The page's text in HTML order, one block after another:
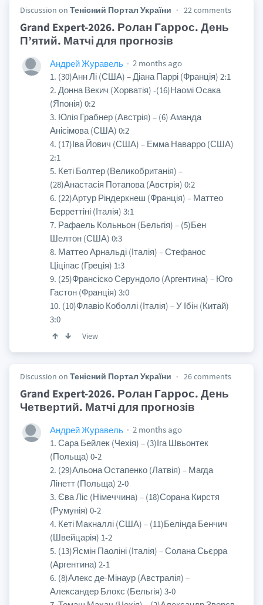
Discussion on Тенісний Портал України 22 comments
Grand Expert-2026. Ролан Гаррос. День
П’ятий. Матчі для прогнозів
Андрей Журавель
2 months ago
1. (30)Анн Лі (США) – Діана Паррі (Франція) 2:1
2. Донна Векич (Хорватія) -(16)Наомі Осака
(Японія) 0:2
3. Юлія Грабнер (Австрія) – (6) Аманда
Анісімова (США) 0:2
4. (17)Іва Йович (США) – Емма Наварро (США)
2:1
5. Кеті Болтер (Великобританія) –
(28)Анастасія Потапова (Австрія) 0:2
6. (22)Артур Ріндеркнеш (Франція) – Маттео
Берреттіні (Італія) 3:1
7. Рафаель Кольньон (Бельгія) – (5)Бен
Шелтон (США) 0:3
8. Маттео Арнальді (Італія) – Стефанос
Ціціпас (Греція) 1:3
9. (25)Франсіско Серундоло (Аргентина) – Юго
Гастон (Франція) 3:0
10. (10)Флавіо Коболлі (Італія) – У Ібін (Китай)
3:0
View
Discussion on Тенісний Портал України 26 comments
Grand Expert-2026. Ролан Гаррос. День
Четвертий. Матчі для прогнозів
Андрей Журавель
2 months ago
1. Сара Бейлек (Чехія) – (3)Іга Швьонтек
(Польща) 0-2
2. (29)Альона Остапенко (Латвія) – Магда
Лінетт (Польща) 2-0
3. Єва Ліс (Німеччина) – (18)Сорана Кирстя
(Румунія) 0-2
4. Кеті Макналлі (США) – (11)Белінда Бенчич
(Швейцарія) 1-2
5. (13)Ясмін Паоліні (Італія) – Солана Сьєрра
(Аргентина) 2-1
6. (8)Алекс де-Мінаур (Австралія) –
Александер Блокс (Бельгія) 3-0